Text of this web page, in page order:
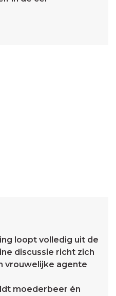
loopt volledig uit de
discussie richt zich
vrouwelijke agente
moederbeer én